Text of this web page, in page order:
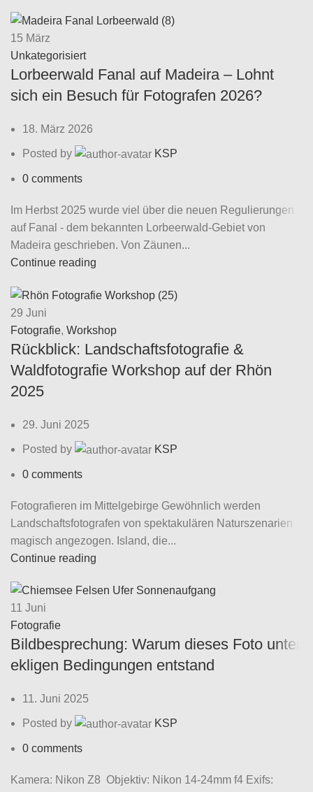
15 März
Unkategorisiert
Lorbeerwald Fanal auf Madeira – Lohnt
sich ein Besuch für Fotografen 2026?
18. März 2026
Posted by KSP
0 comments
Im Herbst 2025 wurde viel über die neuen Regulierungen
auf Fanal - dem bekannten Lorbeerwald-Gebiet von
Madeira geschrieben. Von Zäunen...
Continue reading
29 Juni
Fotografie, Workshop
Rückblick: Landschaftsfotografie &
Waldfotografie Workshop auf der Rhön
2025
29. Juni 2025
Posted by KSP
0 comments
Fotografieren im Mittelgebirge Gewöhnlich werden
Landschaftsfotografen von spektakulären Naturszenarien
magisch angezogen. Island, die...
Continue reading
11 Juni
Fotografie
Bildbesprechung: Warum dieses Foto unter
ekligen Bedingungen entstand
11. Juni 2025
Posted by KSP
0 comments
Kamera: Nikon Z8 Objektiv: Nikon 14-24mm f4 Exifs: